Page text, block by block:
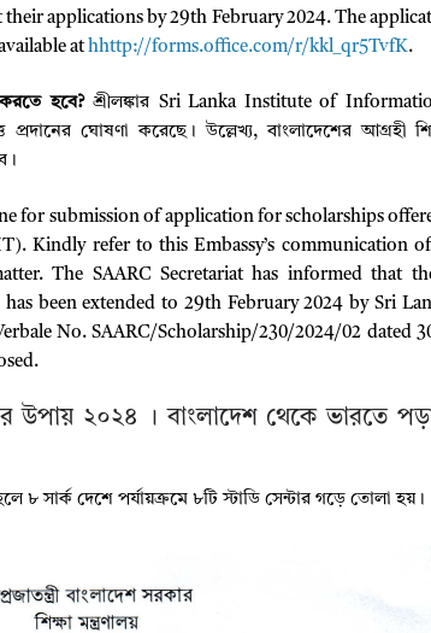
applications by 29th February 2024. The
athhttp://forms.office.com/r/kkl_qr5TvfK.
হবে?শ্রীলঙ্কার Sri Lanka Institute of
প্রদানের ঘোষণা করেছে। উল্লেখ্য, বাংলাদেশের আগ্রহী
for submission of application for scholarships
Kindly refer to this Embassy’s communication
The SAARC Secretariat has informed that
been extended to 29th February 2024 by Sri
No. SAARC/Scholarship/230/2024/02 dated
উপায় ২০২৪ । বাংলাদেশ থেকে ভারতে
হলে ৮ সার্ক দেশে পর্যায়ক্রমে ৮টি স্টাডি সেন্টার গড়ে তোলা হয়।